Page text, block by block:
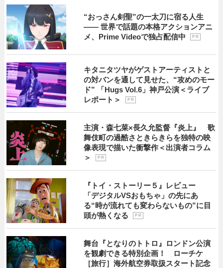
“おっさん剣聖”の一太刀に宿る人生
―― 世界で話題の本格アクションアニ
メ、Prime Videoで独占配信中
P R
キタニタツヤがゲストアーティストと
の対バンを通して見せた、“攻めのモー
ド” 「Hugs Vol.6」神戸公演＜ライブ
レポート＞
P R
主演・森七菜×長久允監督『炎上』 歌
舞伎町の過酷さときらきらを独特の映
像表現で描いた衝撃作＜出演者コラム
＞
P R
『トイ・ストーリー５』レビュー
「デジタルVSおもちゃ」の先にあ
る“時が流れても変わらないもの”に目
頭が熱くなる
P R
舞台『となりのトトロ』ロンドン公演
を観劇できる特別企画！ ローチケ
［旅行］海外航空券取扱スタート記念